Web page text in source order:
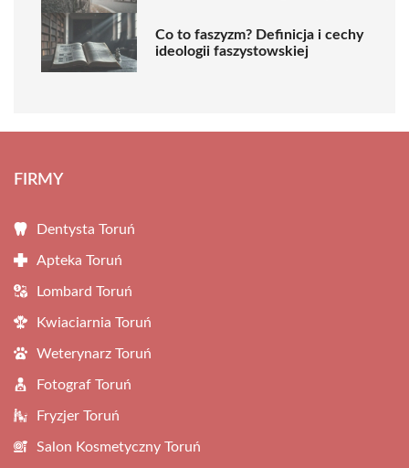
Co to faszyzm? Definicja i cechy
ideologii faszystowskiej
FIRMY
Dentysta Toruń
Apteka Toruń
Lombard Toruń
Kwiaciarnia Toruń
Weterynarz Toruń
Fotograf Toruń
Fryzjer Toruń
Salon Kosmetyczny Toruń